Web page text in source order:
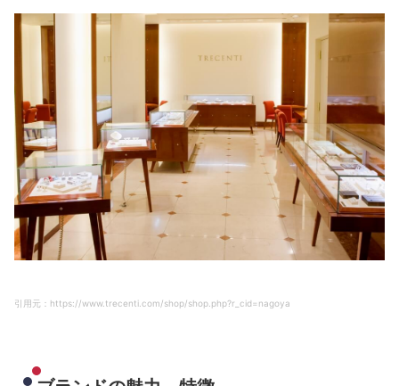
引用元：https://www.trecenti.com/shop/shop.php?r_cid=nagoya